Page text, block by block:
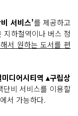
서비스'를 제공하고
지하철역이나 버스 정
서 원하는 도서를 편
디어시티역 ▴구립상
단비 서비스를 이용할
에서 가능하다.